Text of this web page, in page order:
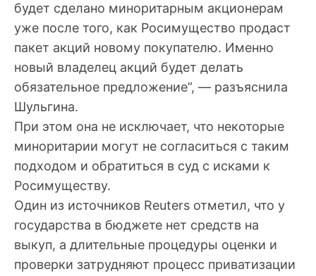
будет сделано миноритарным акционерам
уже после того, как Росимущество продаст
пакет акций новому покупателю. Именно
новый владелец акций будет делать
обязательное предложение”, — разъяснила
Шульгина.
При этом она не исключает, что некоторые
миноритарии могут не согласиться с таким
подходом и обратиться в суд с исками к
Росимуществу.
Один из источников Reuters отметил, что у
государства в бюджете нет средств на
выкуп, а длительные процедуры оценки и
проверки затрудняют процесс приватизации